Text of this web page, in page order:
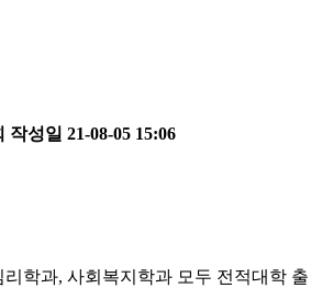
작성일 21-08-05 15:06
학과, 사회복지학과 모두 전적대학 출